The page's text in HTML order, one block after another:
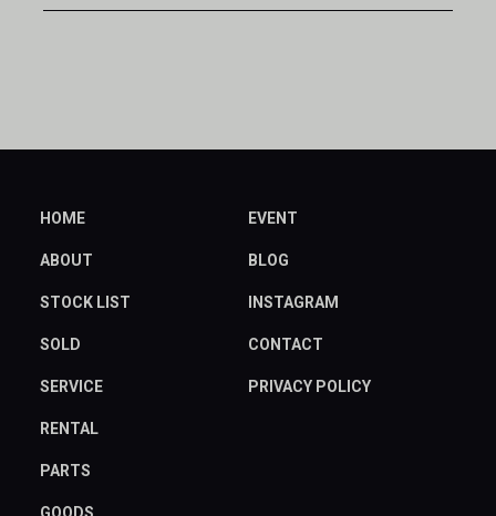
HOME
ABOUT
STOCK LIST
SOLD
SERVICE
RENTAL
PARTS
EVENT
BLOG
INSTAGRAM
CONTACT
PRIVACY POLICY